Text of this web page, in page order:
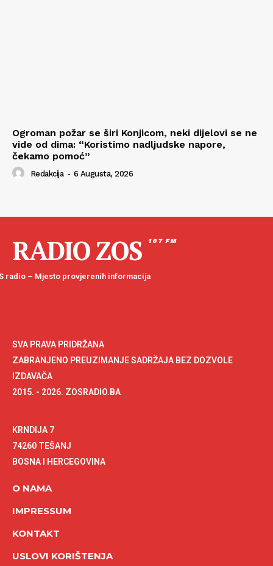
Ogroman požar se širi Konjicom, neki dijelovi se ne
vide od dima: “Koristimo nadljudske napore,
čekamo pomoć”
Redakcija - 6 Augusta, 2026
RADIO ZOS 107 FM
radio – Mjesto provjerenih informacija
SVA PRAVA PRIDRŽANA
ZABRANJENO PREUZIMANJE SADRŽAJA BEZ DOZVOLE
IZDAVAČA
2015. - 2026. ZOSRADIO.BA
KRNDIJA 7
74260 TEŠANJ
BOSNA I HERCEGOVINA
O NAMA
IMPRESSUM
KONTAKT
USLOVI KORIŠTENJA